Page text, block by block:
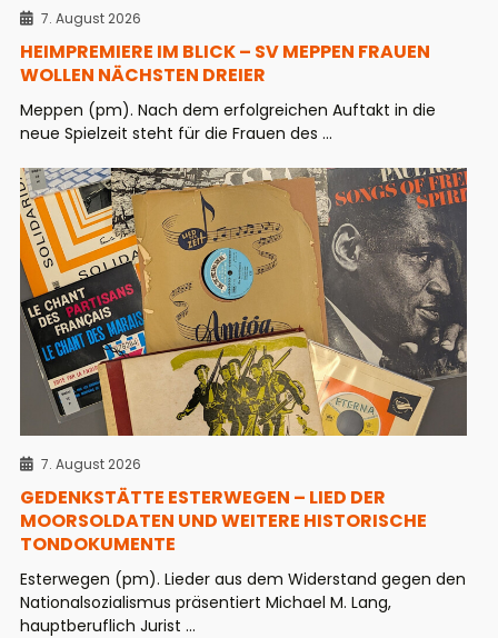
7. August 2026
HEIMPREMIERE IM BLICK – SV MEPPEN FRAUEN
WOLLEN NÄCHSTEN DREIER
Meppen (pm). Nach dem erfolgreichen Auftakt in die
neue Spielzeit steht für die Frauen des ...
7. August 2026
GEDENKSTÄTTE ESTERWEGEN – LIED DER
MOORSOLDATEN UND WEITERE HISTORISCHE
TONDOKUMENTE
Esterwegen (pm). Lieder aus dem Widerstand gegen den
Nationalsozialismus präsentiert Michael M. Lang,
hauptberuflich Jurist ...